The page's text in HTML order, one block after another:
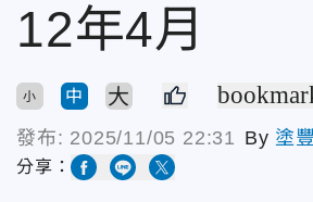
12年4月
小 中 大
發布: 2025/11/05 22:31 By 塗
分享：